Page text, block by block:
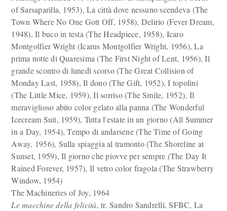
of Sarsaparilla, 1953), La città dove nessuno scendeva (The
Town Where No One Gott Off, 1958), Delirio (Fever Dream,
1948), Il buco in testa (The Headpiece, 1958), Icaro
Montgolfier Wright (Icarus Montgolfier Wright, 1956), La
prima notte di Quaresima (The First Night of Lent, 1956), Il
grande scontro di lunedì scorso (The Great Collision of
Monday Last, 1958), Il dono (The Gift, 1952), I topolini
(The Little Mice, 1959), Il sorriso (The Smile, 1952), Il
meraviglioso abito color gelato alla panna (The Wonderful
Icecream Suit, 1959), Tutta l'estate in un giorno (All Summer
in a Day, 1954), Tempo di andarsene (The Time of Going
Away, 1956), Sulla spiaggia al tramonto (The Shoreline at
Sunset, 1959), Il giorno che piovve per sempre (The Day It
Rained Forever, 1957), Il vetro color fragola (The Strawberry
Window, 1954)
The Machineries of Joy, 1964
Le macchine della felicità, tr. Sandro Sandrelli, SFBC, La